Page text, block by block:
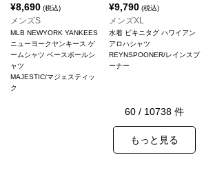
¥8,690 (税込)
メンズS
MLB NEWYORK YANKEES
ニューヨークヤンキース ゲ
ームシャツ ベースボールシ
ャツ
MAJESTIC/マジェスティッ
ク
¥9,790(税込)
メンズXL
水着 ビキニタグ ハワイアン
アロハシャツ
REYNSPOONER/レインスプ
ーナー
60 / 10738 件
もっと見る